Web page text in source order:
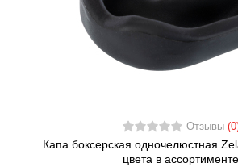
Отзывы
Капа боксерская одночелюстная
цвета в ассортименте